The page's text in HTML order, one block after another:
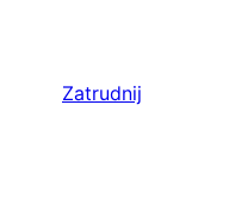
Zatrudnij